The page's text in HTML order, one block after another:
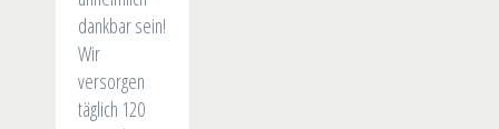
dankbar sein!
Wir
versorgen
täglich 120